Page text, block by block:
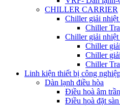
CHILLER CARRIER
Chiller giải
Chiller
Chiller giải
Chiller
Chiller
Chiller
Linh kiện thiết bị công
Dàn lạnh điều hòa
Điều hoà âm
Điều hoà đặt